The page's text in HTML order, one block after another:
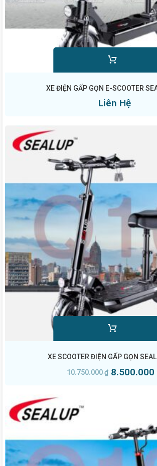
XE ĐIỆN GẤP GỌN E-SCOOTER
Liên Hệ
XE SCOOTER ĐIỆN GẤP GỌN
10.750.000₫ 8.500.000